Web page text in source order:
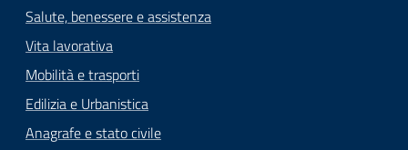
Salute, benessere e assistenza
Vita lavorativa
Mobilità e trasporti
Edilizia e Urbanistica
Anagrafe e stato civile